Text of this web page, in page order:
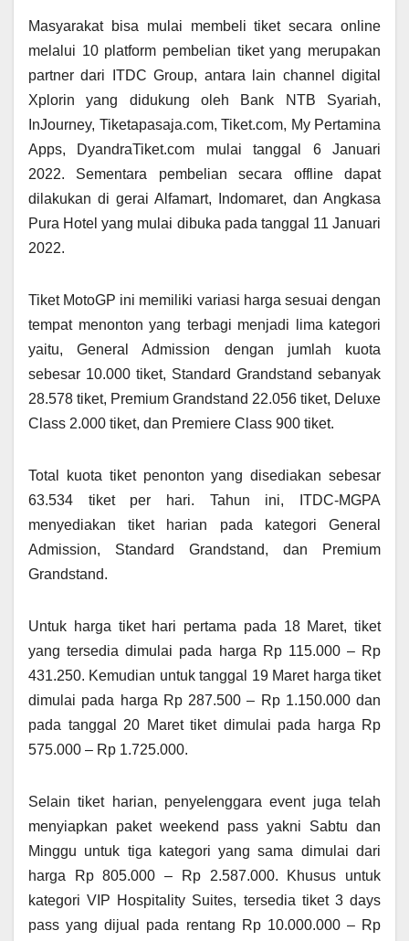
Masyarakat bisa mulai membeli tiket secara online
melalui 10 platform pembelian tiket yang merupakan
partner dari ITDC Group, antara lain channel digital
Xplorin yang didukung oleh Bank NTB Syariah,
InJourney, Tiketapasaja.com, Tiket.com, My Pertamina
Apps, DyandraTiket.com mulai tanggal 6 Januari
2022. Sementara pembelian secara offline dapat
dilakukan di gerai Alfamart, Indomaret, dan Angkasa
Pura Hotel yang mulai dibuka pada tanggal 11 Januari
2022.
Tiket MotoGP ini memiliki variasi harga sesuai dengan
tempat menonton yang terbagi menjadi lima kategori
yaitu, General Admission dengan jumlah kuota
sebesar 10.000 tiket, Standard Grandstand sebanyak
28.578 tiket, Premium Grandstand 22.056 tiket, Deluxe
Class 2.000 tiket, dan Premiere Class 900 tiket.
Total kuota tiket penonton yang disediakan sebesar
63.534 tiket per hari. Tahun ini, ITDC-MGPA
menyediakan tiket harian pada kategori General
Admission, Standard Grandstand, dan Premium
Grandstand.
Untuk harga tiket hari pertama pada 18 Maret, tiket
yang tersedia dimulai pada harga Rp 115.000 – Rp
431.250. Kemudian untuk tanggal 19 Maret harga tiket
dimulai pada harga Rp 287.500 – Rp 1.150.000 dan
pada tanggal 20 Maret tiket dimulai pada harga Rp
575.000 – Rp 1.725.000.
Selain tiket harian, penyelenggara event juga telah
menyiapkan paket weekend pass yakni Sabtu dan
Minggu untuk tiga kategori yang sama dimulai dari
harga Rp 805.000 – Rp 2.587.000. Khusus untuk
kategori VIP Hospitality Suites, tersedia tiket 3 days
pass yang dijual pada rentang Rp 10.000.000 – Rp